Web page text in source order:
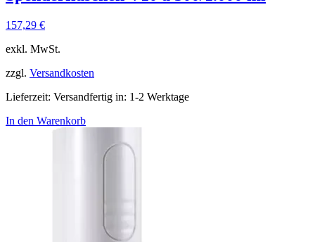
157,29 €
exkl. MwSt.
zzgl. Versandkosten
Lieferzeit: Versandfertig in: 1-2 Werktage
In den Warenkorb